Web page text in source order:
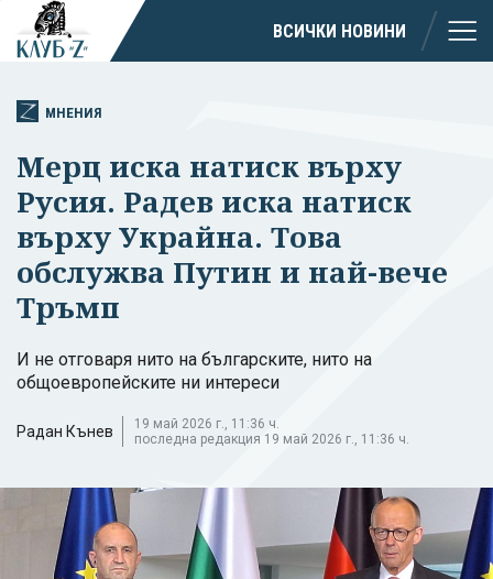
ВСИЧКИ НОВИНИ
МНЕНИЯ
Мерц иска натиск върху
Русия. Радев иска натиск
върху Украйна. Това
обслужва Путин и най-вече
Тръмп
И не отговаря нито на българските, нито на
общоевропейските ни интереси
Радан Кънев
19 май 2026 г., 11:36 ч.
последна редакция 19 май 2026 г., 11:36 ч.